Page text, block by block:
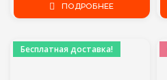
Объектива Камеры ЖК-Экран
ПОДРОБНЕЕ
Бесплатная доставка!